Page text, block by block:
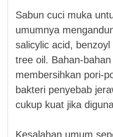
Sabun cuci muka
umumnya
salicylic acid,
tree oil. Bahan-
membersihkan pori-
bakteri penyebab
cukup kuat jika
Kesalahan umum